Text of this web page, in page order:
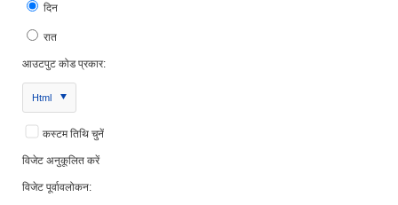
दिन
रात
आउटपुट कोड प्रकार:
Html
कस्टम तिथि चुनें
विजेट अनुकूलित करें
विजेट पूर्वावलोकन: